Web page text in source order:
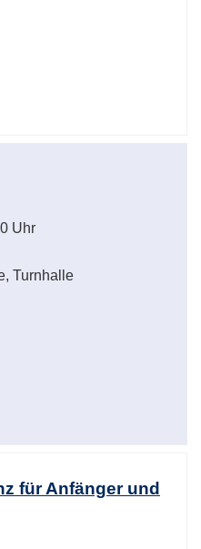
Uhr
Turnhalle
für Anfänger und